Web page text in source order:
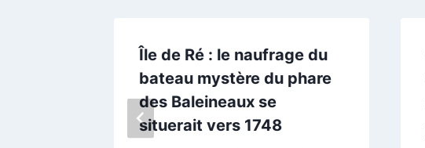
Île de Ré : le naufrage du
bateau mystère du phare
des Baleineaux se
situerait vers 1748